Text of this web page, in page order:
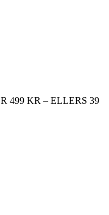
499 KR – ELLERS 39